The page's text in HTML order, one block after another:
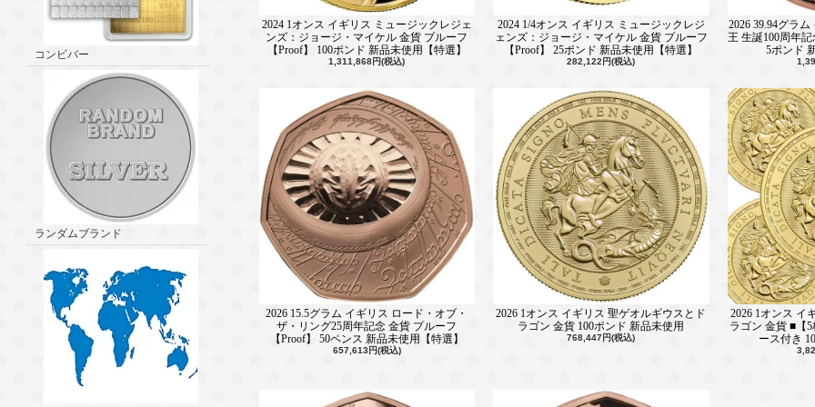
コンビバー
ランダムブランド
2024 1オンス イギリス ミュージックレジェ
ンズ：ジョージ・マイケル 金貨 プルーフ
【Proof】 100ポンド 新品未使用【特選】
1,311,868円(税込)
2024 1/4オンス イギリス ミュージックレジ
ェンズ：ジョージ・マイケル 金貨 プルーフ
【Proof】 25ポンド 新品未使用【特選】
282,122円(税込)
2026 39.94グラ
王 生誕100周年
5ポンド
2026 15.5グラム イギリス ロード・オブ・
ザ・リング25周年記念 金貨 プルーフ
【Proof】 50ペンス 新品未使用【特選】
657,613円(税込)
2026 1オンス イギリス 聖ゲオルギウスとド
ラゴン 金貨 100ポンド 新品未使用
768,447円(税込)
2026 1オンス イ
ラゴン 金貨 ■【
ース付き